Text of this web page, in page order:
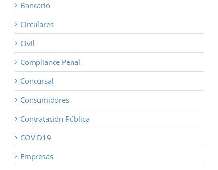
Bancario
Circulares
Civil
Compliance Penal
Concursal
Consumidores
Contratación Pública
COVID19
Empresas